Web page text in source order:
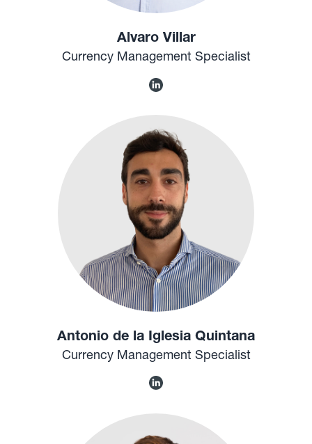
Alvaro Villar
Currency Management Specialist
Antonio de la Iglesia Quintana
Currency Management Specialist